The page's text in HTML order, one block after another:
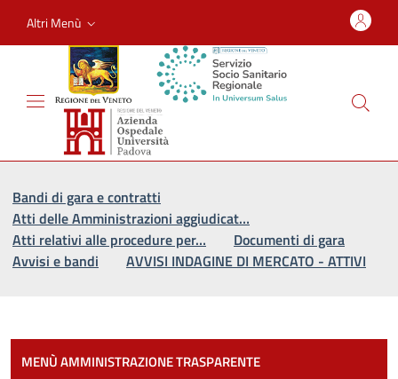
Altri Menù
Bandi di gara e contratti
Atti delle Amministrazioni aggiudicat…
Atti relativi alle procedure per…
Documenti di gara
Avvisi e bandi
AVVISI INDAGINE DI MERCATO - ATTIVI
MENÙ AMMINISTRAZIONE TRASPARENTE